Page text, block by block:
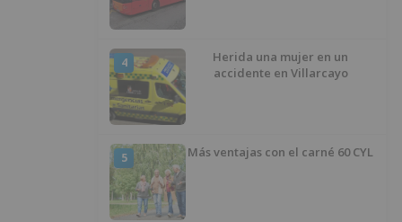
4
Herida una mujer en un
accidente en Villarcayo
5 Más ventajas con el carné 60 CYL